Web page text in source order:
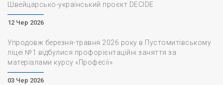
Швейцарсько-український проєкт DECIDE
12 Чер 2026
Упродовж березня-травня 2026 року в Пустомитівському
ліцеї №1 відбулися профорієнтаційні заняття за
матеріалами курсу «Професії»
03 Чер 2026